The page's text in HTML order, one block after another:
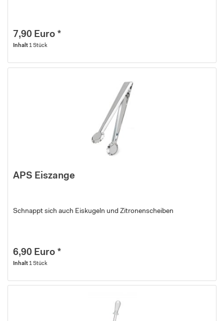
7,90 Euro *
Inhalt 1 Stück
APS Eiszange
Schnappt sich auch Eiskugeln und Zitronenscheiben
6,90 Euro *
Inhalt 1 Stück